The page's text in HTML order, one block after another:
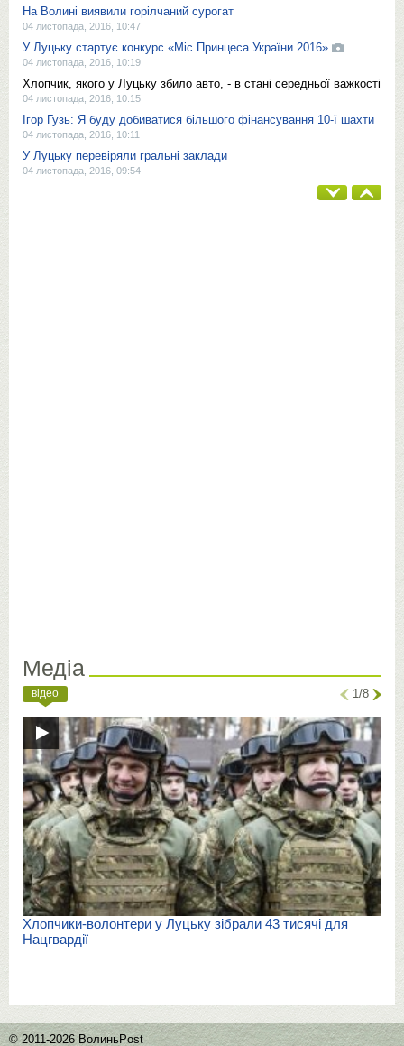
На Волині виявили горілчаний сурогат
04 листопада, 2016, 10:47
У Луцьку стартує конкурс «Міс Принцеса України 2016»
04 листопада, 2016, 10:19
Хлопчик, якого у Луцьку збило авто, - в стані середньої важкості
04 листопада, 2016, 10:15
Ігор Гузь: Я буду добиватися більшого фінансування 10-ї шахти
04 листопада, 2016, 10:11
У Луцьку перевіряли гральні заклади
04 листопада, 2016, 09:54
Медіа
відео 1/8
Хлопчики-волонтери у Луцьку зібрали 43 тисячі для
Нацгвардії
© 2011-2026 ВолиньPost